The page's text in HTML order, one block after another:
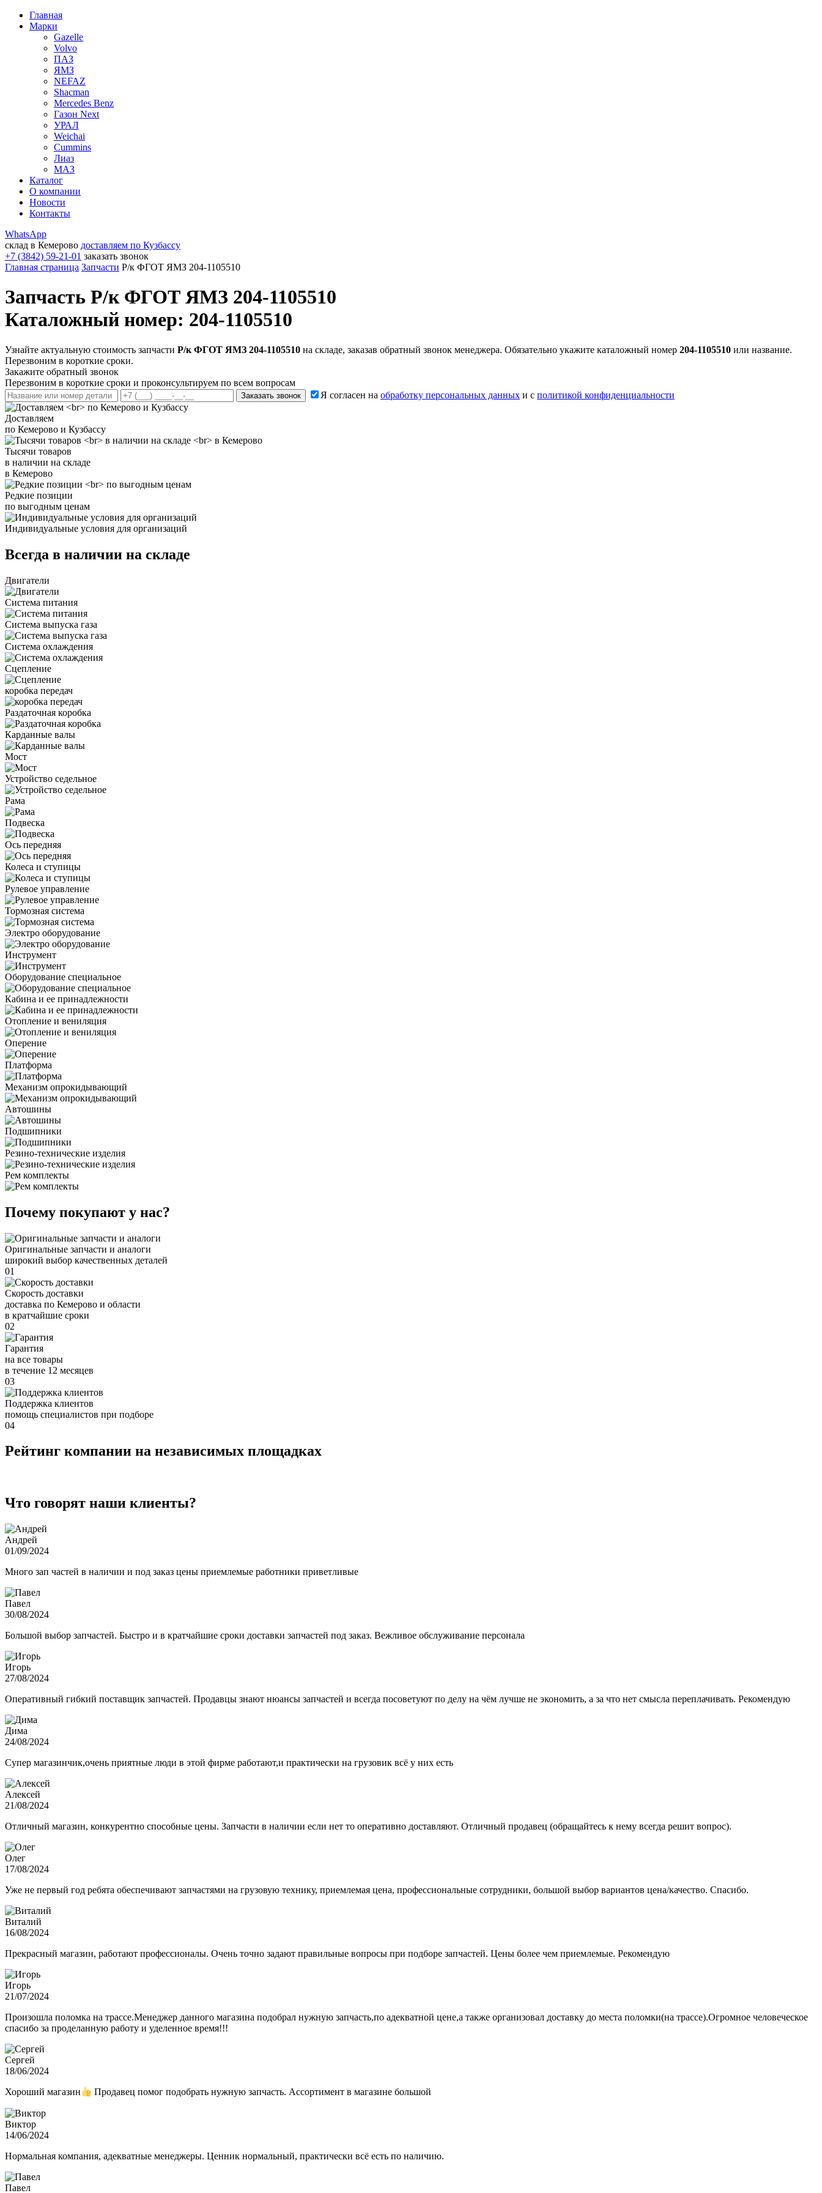
Главная
Марки
Gazelle
Volvo
ПАЗ
ЯМЗ
NEFAZ
Shacman
Mercedes Benz
Газон Next
УРАЛ
Weichai
Cummins
Лиаз
МАЗ
Каталог
О компании
Новости
Контакты
WhatsApp
склад в Кемерово доставляем по Кузбассу
+7 (3842) 59-21-01 заказать звонок
Главная страница Запчасти Р/к ФГОТ ЯМЗ 204-1105510
Запчасть Р/к ФГОТ ЯМЗ 204-1105510
Каталожный номер: 204-1105510
Узнайте актуальную стоимость запчасти Р/к ФГОТ ЯМЗ 204-1105510 на складе, заказав обратный звонок менеджера. Обязательно укажите каталожный номер 204-1105510 или название.
Перезвоним в короткие сроки.
Закажите обратный звонок
Перезвоним в короткие сроки и проконсультируем по всем вопросам
Заказать звонок Я согласен на обработку персональных данных и с политикой конфиденциальности
Доставляем
по Кемерово и Кузбассу
Тысячи товаров
в наличии на складе
в Кемерово
Редкие позиции
по выгодным ценам
Индивидуальные условия для организаций
Всегда в наличии на складе
Двигатели
Система питания
Система выпуска газа
Система охлаждения
Сцепление
коробка передач
Раздаточная коробка
Карданные валы
Мост
Устройство седельное
Рама
Подвеска
Ось передняя
Колеса и ступицы
Рулевое управление
Тормозная система
Электро оборудование
Инструмент
Оборудование специальное
Кабина и ее принадлежности
Отопление и вениляция
Оперение
Платформа
Механизм опрокидывающий
Автошины
Подшипники
Резино-технические изделия
Рем комплекты
Почему покупают у нас?
Оригинальные запчасти и аналоги
широкий выбор качественных деталей
01
Скорость доставки
доставка по Кемерово и области
в кратчайшие сроки
02
Гарантия
на все товары
в течение 12 месяцев
03
Поддержка клиентов
помощь специалистов при подборе
04
Рейтинг компании на независимых площадках
Что говорят наши клиенты?
Андрей
01/09/2024
Много зап частей в наличии и под заказ цены приемлемые работники приветливые
Павел
30/08/2024
Большой выбор запчастей. Быстро и в кратчайшие сроки доставки запчастей под заказ. Вежливое обслуживание персонала
Игорь
27/08/2024
Оперативный гибкий поставщик запчастей. Продавцы знают нюансы запчастей и всегда посоветуют по делу на чём лучше не экономить, а за что нет смысла переплачивать. Рекомендую
Дима
24/08/2024
Супер магазинчик,очень приятные люди в этой фирме работают,и практически на грузовик всё у них есть
Алексей
21/08/2024
Отличный магазин, конкурентно способные цены. Запчасти в наличии если нет то оперативно доставляют. Отличный продавец (обращайтесь к нему всегда решит вопрос).
Олег
17/08/2024
Уже не первый год ребята обеспечивают запчастями на грузовую технику, приемлемая цена, профессиональные сотрудники, большой выбор вариантов цена/качество. Спасибо.
Виталий
16/08/2024
Прекрасный магазин, работают профессионалы. Очень точно задают правильные вопросы при подборе запчастей. Цены более чем приемлемые. Рекомендую
Игорь
21/07/2024
Произошла поломка на трассе.Менеджер данного магазина подобрал нужную запчасть,по адекватной цене,а также организовал доставку до места поломки(на трассе).Огромное человеческое
спасибо за проделанную работу и уделенное время!!!
Сергей
18/06/2024
Хороший магазин Продавец помог подобрать нужную запчасть. Ассортимент в магазине большой
Виктор
14/06/2024
Нормальная компания, адекватные менеджеры. Ценник нормальный, практически всё есть по наличию.
Павел